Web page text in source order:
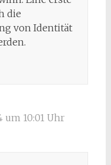
die
von Identität
um 10:01 Uhr